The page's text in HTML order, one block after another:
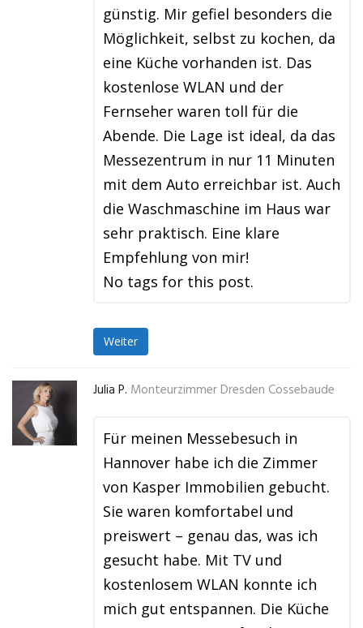
günstig. Mir gefiel besonders die
Möglichkeit, selbst zu kochen, da
eine Küche vorhanden ist. Das
kostenlose WLAN und der
Fernseher waren toll für die
Abende. Die Lage ist ideal, da das
Messezentrum in nur 11 Minuten
mit dem Auto erreichbar ist. Auch
die Waschmaschine im Haus war
sehr praktisch. Eine klare
Empfehlung von mir!
No tags for this post.
Weiter
Julia P. Monteurzimmer Dresden Cossebaude
Für meinen Messebesuch in
Hannover habe ich die Zimmer
von Kasper Immobilien gebucht.
Sie waren komfortabel und
preiswert – genau das, was ich
gesucht habe. Mit TV und
kostenlosem WLAN konnte ich
mich gut entspannen. Die Küche